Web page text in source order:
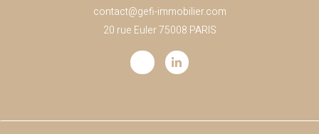
contact@gefi-immobilier.com
20 rue Euler 75008 PARIS